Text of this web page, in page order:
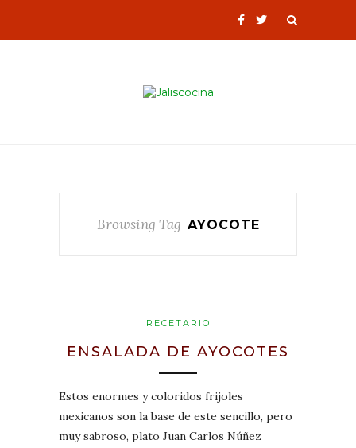
Browsing Tag AYOCOTE
RECETARIO
ENSALADA DE AYOCOTES
Estos enormes y coloridos frijoles
mexicanos son la base de este sencillo, pero
muy sabroso, plato Juan Carlos Núñez